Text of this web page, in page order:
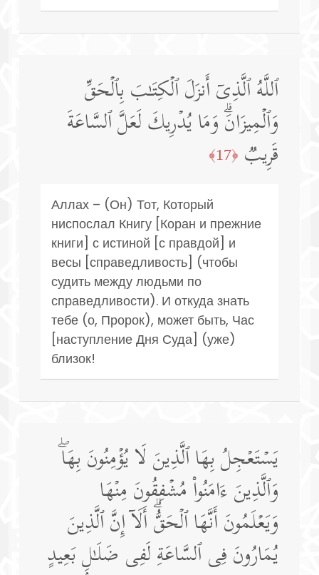
ٱللَّهُ ٱلَّذِیۤ أَنزَلَ ٱلۡكِتَـٰبَ بِٱلۡحَقِّ
وَٱلۡمِیزَانَۗ وَمَا یُدۡرِیكَ لَعَلَّ ٱلسَّاعَةَ
قَرِیبࣱ ﴿17﴾
Аллах – (Он) Тот, Который
ниспослал Книгу [Коран и прежние
книги] с истиной [с правдой] и
весы [справедливость] (чтобы
судить между людьми по
справедливости). И откуда знать
тебе (о, Пророк), может быть, Час
[наступление Дня Суда] (уже)
близок!
یَسۡتَعۡجِلُ بِهَا ٱلَّذِینَ لَا یُؤۡمِنُونَ بِهَاۖ
وَٱلَّذِینَ ءَامَنُوا۟ مُشۡفِقُونَ مِنۡهَا
وَیَعۡلَمُونَ أَنَّهَا ٱلۡحَقُّۗ أَلَاۤ إِنَّ ٱلَّذِینَ
یُمَارُونَ فِی ٱلسَّاعَةِ لَفِی ضَلَـٰلِۭ بَعِیدٍ